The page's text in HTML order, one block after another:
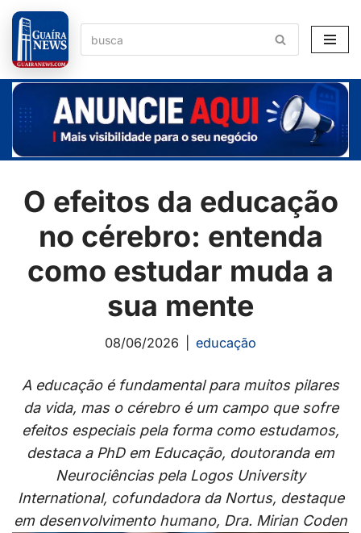
Pular
para
o
conteúdo
O efeitos da educação
no cérebro: entenda
como estudar muda a
sua mente
08/06/2026 educação
A educação é fundamental para muitos pilares
da vida, mas o cérebro é um campo que sofre
efeitos especiais pela forma como estudamos,
destaca a PhD em Educação, doutoranda em
Neurociências pela Logos University
International, cofundadora da Nortus, destaque
em desenvolvimento humano, Dra. Mirian Coden